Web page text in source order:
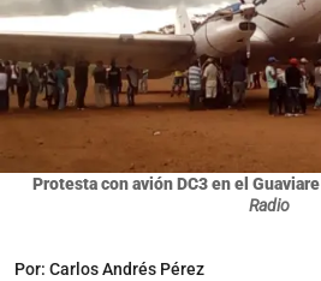
Protesta con avión DC3 en el Guaviare
Radio
Por: Carlos Andrés Pérez